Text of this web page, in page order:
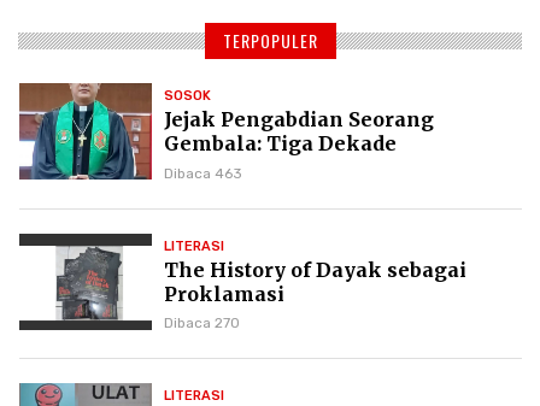
TERPOPULER
SOSOK
Jejak Pengabdian Seorang
Gembala: Tiga Dekade
Kepemimpinan Pdt. Dr. Yulius
Dibaca 463
LITERASI
The History of Dayak sebagai
Proklamasi
Dibaca 270
LITERASI